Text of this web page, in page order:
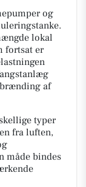
og
lokal
fortsat er
af
typer
fra luften,
måde bindes